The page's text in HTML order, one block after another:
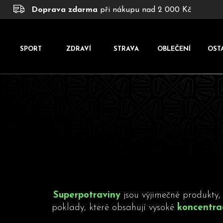
Přejít
Doprava zdarma při nákupu nad 2 000 Kč
SPORT ZDRAVÍ STRAVA OBLEČENÍ
Superpotraviny jsou výjimečné
poklady, které obsahují vysoké
o